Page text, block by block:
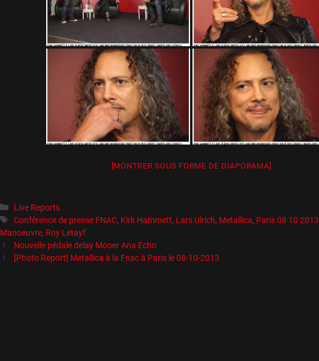
[MONTRER SOUS FORME DE DIAPORAMA]
Catégories
Live Reports
Étiquettes
Conférence de presse FNAC, Kirk Hammett, Lars Ulrich, Metallica, Paris 08 10 2013
Manoeuvre, Roy Letayf
Nouvelle pédale delay Mooer Ana Echo
[Photo Report] Metallica à la Fnac à Paris le 08-10-2013